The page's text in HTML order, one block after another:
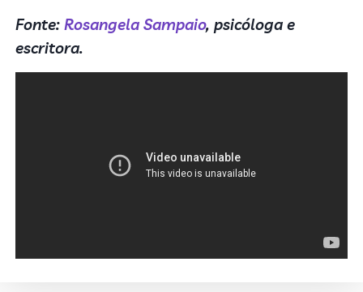
Fonte:Rosangela Sampaio, psicóloga e
escritora.